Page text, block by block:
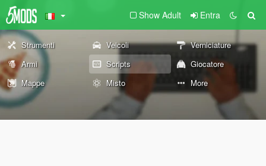
Show Adult Entra
Strumenti Veicoli
Verniciature
Armi
Scripts
Giocatore
Mappe
Misto More